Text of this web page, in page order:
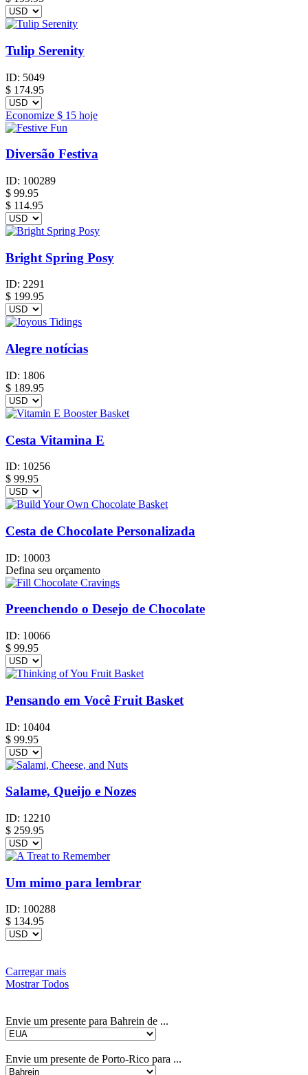
Tulip Serenity
ID: 5049
$ 174.95
Economize $ 15 hoje
Diversão Festiva
ID: 100289
$ 99.95
$ 114.95
Bright Spring Posy
ID: 2291
$ 199.95
Alegre notícias
ID: 1806
$ 189.95
Cesta Vitamina E
ID: 10256
$ 99.95
Cesta de Chocolate Personalizada
ID: 10003
Defina seu orçamento
Preenchendo o Desejo de Chocolate
ID: 10066
$ 99.95
Pensando em Você Fruit Basket
ID: 10404
$ 99.95
Salame, Queijo e Nozes
ID: 12210
$ 259.95
Um mimo para lembrar
ID: 100288
$ 134.95
Carregar mais
Mostrar Todos
Envie um presente para Bahrein de ...
Envie um presente de Porto-Rico para ...